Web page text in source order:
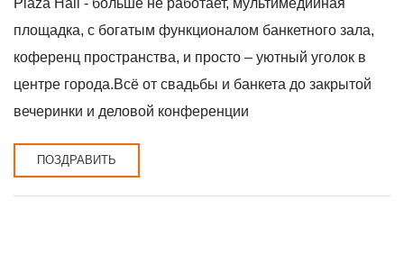
Plaza Hall - больше не работает, мультимедийная
площадка, с богатым функционалом банкетного зала,
коференц пространства, и просто – уютный уголок в
центре города.Всё от свадьбы и банкета до закрытой
вечеринки и деловой конференции
ПОЗДРАВИТЬ